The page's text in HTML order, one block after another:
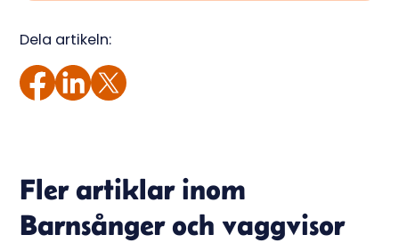
Dela artikeln:
Fler artiklar inom
Barnsånger och vaggvisor